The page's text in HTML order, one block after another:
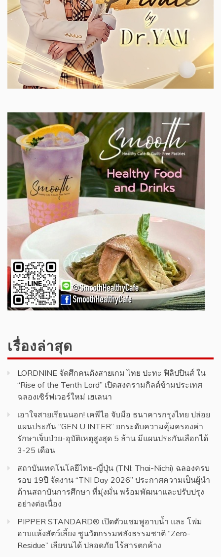
เรื่องล่าสุด
LORDNINE จัดศึกคนดังสายเกม ไทย ปะทะ ฟิลิปปินส์ ใน
“Rise of the Tenth Lord” เปิดสงครามกิลด์ข้ามประเทศ
ฉลองเซิร์ฟเวอร์ใหม่ เฮเลนา
เอาใจสายเรียนนอก! เคพีไอ จับมือ ธนาคารกรุงไทย ปล่อย
แผนประกัน “GEN U INTER” ยกระดับความคุ้มครองค่า
รักษาเจ็บป่วย-อุบัติเหตุสูงสุด 5 ล้าน มีแผนประกันเลือกได้
3-25 เดือน
สถาบันเทคโนโลยีไทย-ญี่ปุ่น (TNI: Thai-Nichi) ฉลองครบ
รอบ 19ปี จัดงาน “TNI Day 2026” ประกาศความเป็นผู้นำ
ด้านสถาบันการศึกษา ที่มุ่งมั่น พร้อมพัฒนาและปรับปรุง
อย่างต่อเนื่อง
PIPPER STANDARD® เปิดตัวแชมพูอาบน้ำ และ โฟม
อาบแห้งสัตว์เลี้ยง ชูนวัตกรรมพลังธรรมชาติ “Zero-
Residue” เลียขนได้ ปลอดภัย ไร้สารตกค้าง